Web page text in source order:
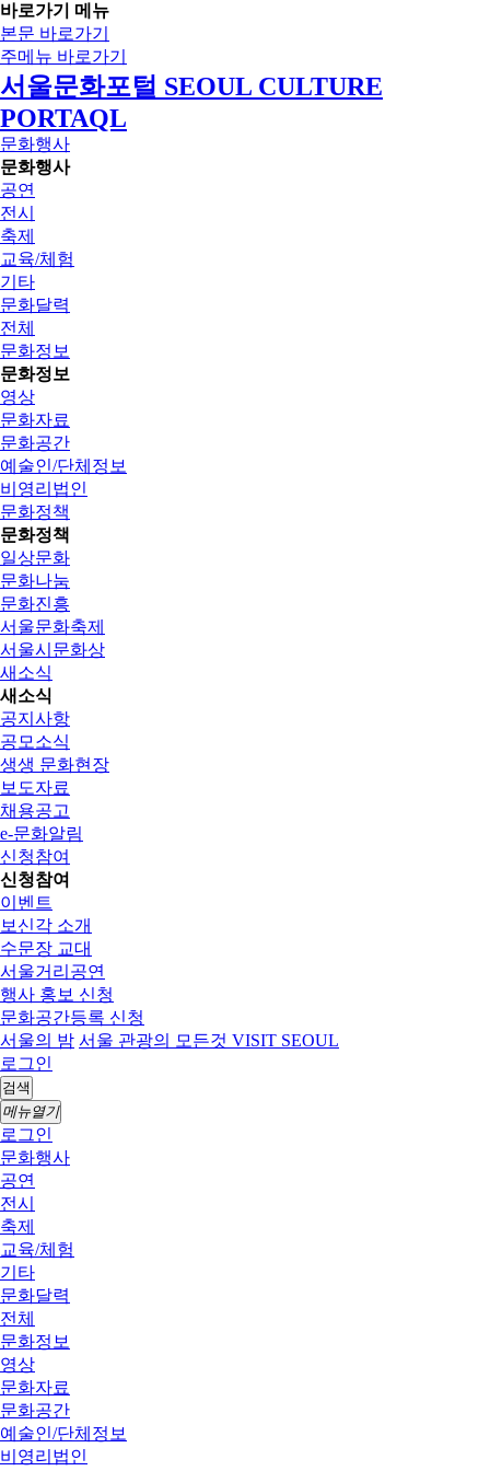
바로가기 메뉴
본문 바로가기
주메뉴 바로가기
서울문화포털 SEOUL CULTURE
PORTAQL
문화행사
문화행사
공연
전시
축제
교육/체험
기타
문화달력
전체
문화정보
문화정보
영상
문화자료
문화공간
예술인/단체정보
비영리법인
문화정책
문화정책
일상문화
문화나눔
문화진흥
서울문화축제
서울시문화상
새소식
새소식
공지사항
공모소식
생생 문화현장
보도자료
채용공고
e-문화알림
신청참여
신청참여
이벤트
보신각 소개
수문장 교대
서울거리공연
행사 홍보 신청
문화공간등록 신청
서울의 밤 서울 관광의 모든것 VISIT SEOUL
로그인
검색
메뉴열기
로그인
문화행사
공연
전시
축제
교육/체험
기타
문화달력
전체
문화정보
영상
문화자료
문화공간
예술인/단체정보
비영리법인